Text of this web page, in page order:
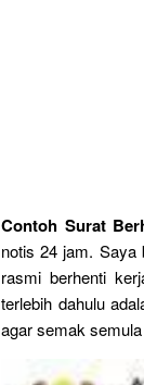
Contoh Surat
notis 24 jam. Saya
rasmi berhenti
terlebih dahulu
agar semak